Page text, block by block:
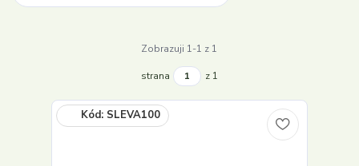
Zobrazuji 1-1 z 1
strana z 1